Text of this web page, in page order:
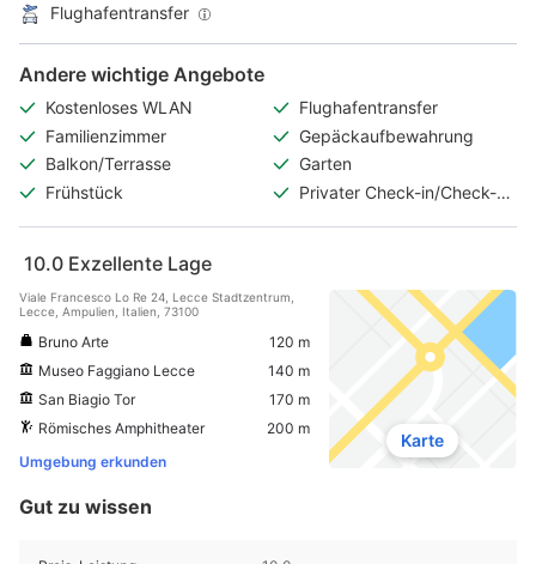
Flughafentransfer
Andere wichtige Angebote
Kostenloses WLAN
Flughafentransfer
Familienzimmer
Gepäckaufbewahrung
Balkon/Terrasse
Garten
Frühstück
Privater Check-in/Check-
10.0 Exzellente Lage
Viale Francesco Lo Re 24, Lecce Stadtzentrum,
Lecce, Ampulien, Italien, 73100
Bruno Arte
120 m
Museo Faggiano Lecce
140 m
San Biagio Tor
170 m
Römisches Amphitheater
200 m
Umgebung erkunden
Karte
Gut zu wissen